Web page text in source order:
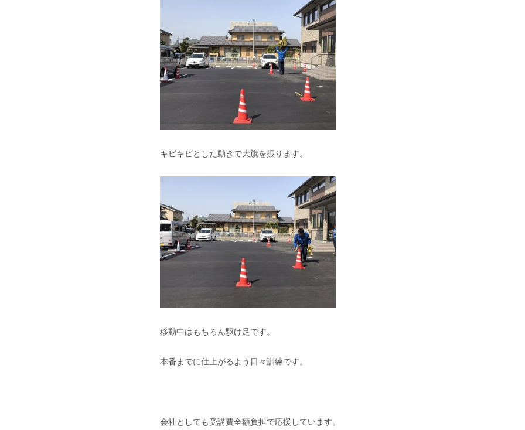
キビキビとした動きで大旗を振ります。
移動中はもちろん駆け足です。
本番までに仕上がるよう日々訓練です。
会社としても受講費全額負担で応援しています。